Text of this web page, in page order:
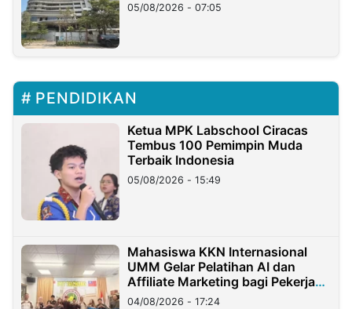
05/08/2026 - 07:05
PENDIDIKAN
Ketua MPK Labschool Ciracas
Tembus 100 Pemimpin Muda
Terbaik Indonesia
05/08/2026 - 15:49
Mahasiswa KKN Internasional
UMM Gelar Pelatihan AI dan
Affiliate Marketing bagi Pekerja
Migran Indonesia di Taiwan
04/08/2026 - 17:24